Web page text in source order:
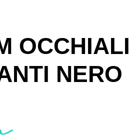
OCCHIALI
NERO